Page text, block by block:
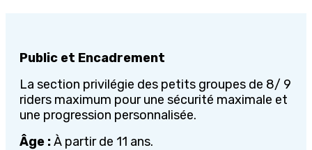
Public et Encadrement
La section privilégie des petits groupes de 8/ 9
riders maximum pour une sécurité maximale et
une progression personnalisée.
Âge :À partir de 11 ans.